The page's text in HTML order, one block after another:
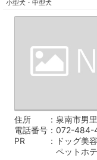
小型犬・中型犬
住所
泉南市男
電話番号
072-484-
PR
ドッグ美
ペットホ